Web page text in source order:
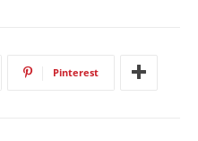
Pinterest